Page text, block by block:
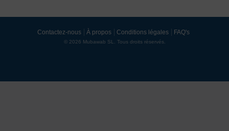
Contactez-nous À propos Conditions légales FAQ's
© 2026 Mubawab SL. Tous droits réservés.